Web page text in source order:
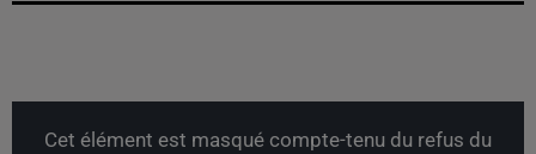
Cet élément est masqué compte-tenu du refus du